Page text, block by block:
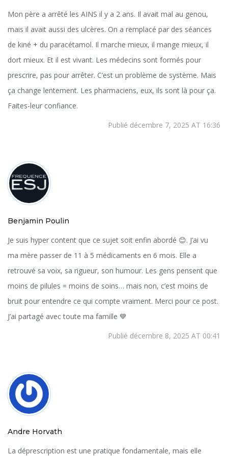
Mon père a arrêté les AINS il y a 2 ans. Il avait mal au genou,
mais il avait aussi des ulcères. On a remplacé par des séances
de kiné + du paracétamol. Il marche mieux, il mange mieux, il
dort mieux. Et il est vivant. Les médecins sont formés pour
prescrire, pas pour arrêter. C’est un problème de système. Mais
ça change lentement. Les pharmaciens, eux, ils sont là pour ça.
Faites-leur confiance.
Publié décembre 7, 2025 AT 16:36
Benjamin Poulin
Je suis hyper content que ce sujet soit enfin abordé 😊. J’ai vu
ma mère passer de 11 à 5 médicaments en 6 mois. Elle a
retrouvé sa voix, sa rigueur, son humour. Les gens pensent que
moins de pilules = moins de soins… mais non, c’est moins de
bruit pour entendre ce qui compte vraiment. Merci pour ce post.
J’ai partagé avec toute ma famille 💙
Publié décembre 8, 2025 AT 00:41
Andre Horvath
La déprescription est une pratique fondamentale, mais elle